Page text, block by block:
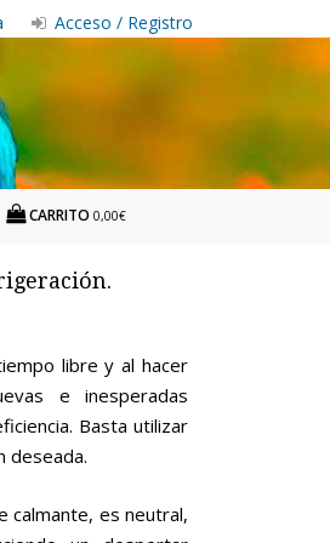
Acceso / Registro
CARRITO 0,00€
libre y al hacer
e inesperadas
Basta utilizar
deseada.
calmante, es neutral,